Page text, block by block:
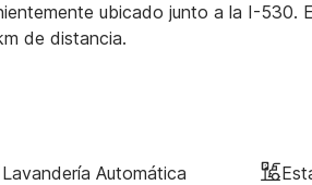
ubicado junto a la I-530.
de distancia.
Lavandería Automática